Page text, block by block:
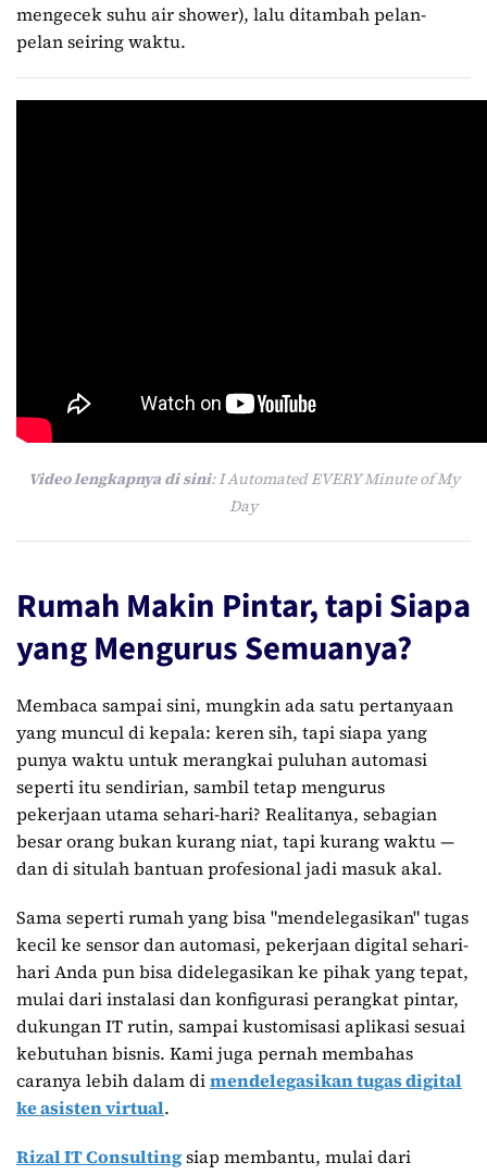
mengecek suhu air shower), lalu ditambah pelan-
pelan seiring waktu.
Video lengkapnya di sini: I Automated EVERY Minute of My
Day
Rumah Makin Pintar, tapi Siapa
yang Mengurus Semuanya?
Membaca sampai sini, mungkin ada satu pertanyaan
yang muncul di kepala: keren sih, tapi siapa yang
punya waktu untuk merangkai puluhan automasi
seperti itu sendirian, sambil tetap mengurus
pekerjaan utama sehari-hari? Realitanya, sebagian
besar orang bukan kurang niat, tapi kurang waktu —
dan di situlah bantuan profesional jadi masuk akal.
Sama seperti rumah yang bisa "mendelegasikan" tugas
kecil ke sensor dan automasi, pekerjaan digital sehari-
hari Anda pun bisa didelegasikan ke pihak yang tepat,
mulai dari instalasi dan konfigurasi perangkat pintar,
dukungan IT rutin, sampai kustomisasi aplikasi sesuai
kebutuhan bisnis. Kami juga pernah membahas
caranya lebih dalam dimendelegasikan tugas digital
ke asisten virtual.
Rizal IT Consultingsiap membantu, mulai dari